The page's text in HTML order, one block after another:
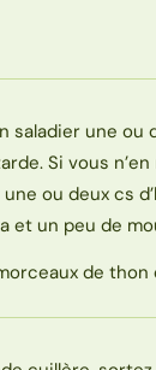
saladier une ou
Si vous
ou deux cs
et un peu de
de thon